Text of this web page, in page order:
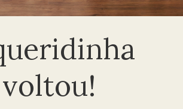
voltou!